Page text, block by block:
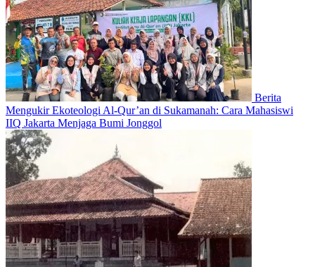
Berita
Mengukir Ekoteologi Al-Qur’an di Sukamanah: Cara Mahasiswi
IIQ Jakarta Menjaga Bumi Jonggol